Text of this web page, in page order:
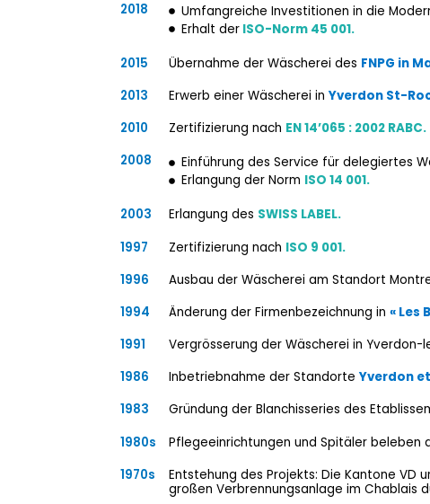
2018
Umfangreiche Investitionen in die
Erhalt derISO-Norm 45 001.
2015 Übernahme der Wäscherei des FNPG in
2013
Erwerb einer Wäscherei inYverdon St-
2010
Zertifizierung nach EN 14’065 : 2002 RABC.
2008
Einführung des Service für delegiertes
Erlangung der Norm ISO 14 001.
2003 Erlangung des SWISS LABEL.
1997
Zertifizierung nach ISO 9 001.
1996
Ausbau der Wäscherei am Standort
1994
Änderung der Firmenbezeichnung in« Les
1991
Vergrösserung der Wäscherei in Yverdon-
1986
Inbetriebnahme der StandorteYverdon
1983
Gründung der Blanchisseries des
1980s
Pflegeeinrichtungen und Spitäler beleben
1970s
Entstehung des Projekts: Die Kantone VD
großen Verbrennungsanlage im Chablais